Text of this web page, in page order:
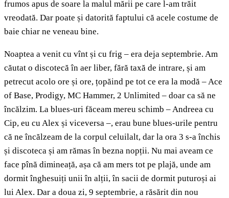
frumos apus de soare la malul mării pe care l-am trăit
vreodată. Dar poate și datorită faptului că acele costume de
baie chiar ne veneau bine.
Noaptea a venit cu vînt și cu frig – era deja septembrie. Am
căutat o discotecă în aer liber, fără taxă de intrare, și am
petrecut acolo ore și ore, țopăind pe tot ce era la modă – Ace
of Base, Prodigy, MC Hammer, 2 Unlimited – doar ca să ne
încălzim. La blues-uri făceam mereu schimb – Andreea cu
Cip, eu cu Alex și viceversa –, erau bune blues-urile pentru
că ne încălzeam de la corpul celuilalt, dar la ora 3 s-a închis
și discoteca și am rămas în bezna nopții. Nu mai aveam ce
face pînă dimineață, așa că am mers tot pe plajă, unde am
dormit înghesuiți unii în alții, în sacii de dormit puturoși ai
lui Alex. Dar a doua zi, 9 septembrie, a răsărit din nou